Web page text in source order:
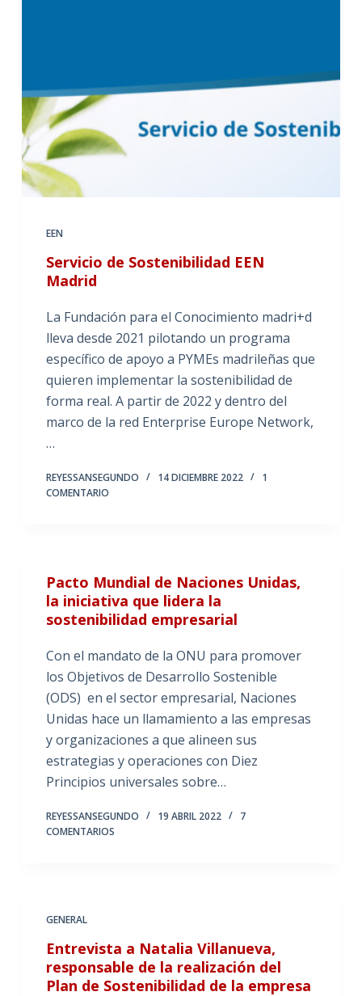
EEN
Servicio de Sostenibilidad EEN
Madrid
La Fundación para el Conocimiento madri+d
lleva desde 2021 pilotando un programa
específico de apoyo a PYMEs madrileñas que
quieren implementar la sostenibilidad de
forma real. A partir de 2022 y dentro del
marco de la red Enterprise Europe Network,
…
REYESSANSEGUNDO 14 DICIEMBRE 2022
1
COMENTARIO
Pacto Mundial de Naciones Unidas,
la iniciativa que lidera la
sostenibilidad empresarial
Con el mandato de la ONU para promover
los Objetivos de Desarrollo Sostenible
(ODS) en el sector empresarial, Naciones
Unidas hace un llamamiento a las empresas
y organizaciones a que alineen sus
estrategias y operaciones con Diez
Principios universales sobre…
REYESSANSEGUNDO 19 ABRIL 2022
7
COMENTARIOS
GENERAL
Entrevista a Natalia Villanueva,
responsable de la realización del
Plan de Sostenibilidad de la empresa